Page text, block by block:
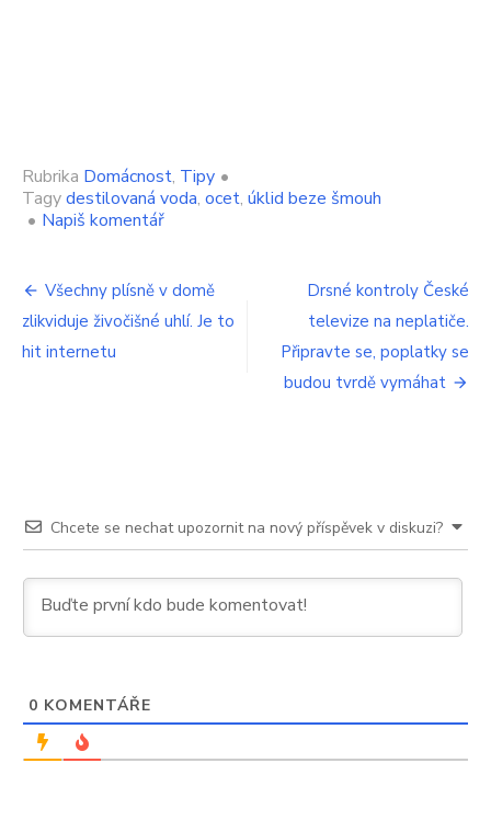
Rubrika Domácnost, Tipy •
Tagydestilovaná voda, ocet, úklid beze šmouh
• Napiš komentářon
povrch
šmouh.
Funguje
to
Navigace
pro
příspěvek
Všechny plísně v domě
zlikviduje živočišné uhlí. Je to
hit internetu
Drsné kontroly České
televize na neplatiče.
Připravte se, poplatky se
budou tvrdě vymáhat
Chcete se nechat upozornit na nový příspěvek v diskuzi?
0 KOMENTÁŘE